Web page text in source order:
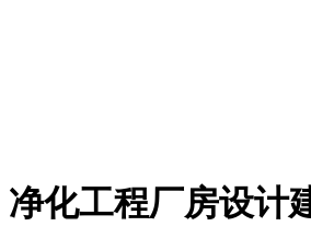
净化工程厂房设计